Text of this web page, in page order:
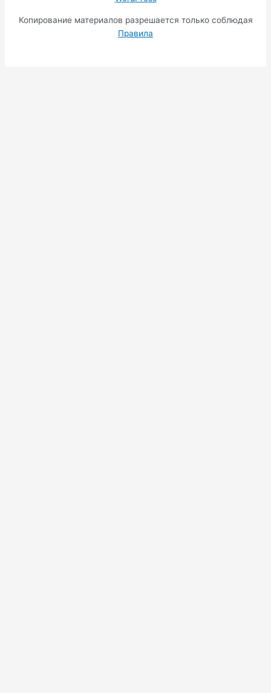
Копирование материалов разрешается только соблюдая
Правила